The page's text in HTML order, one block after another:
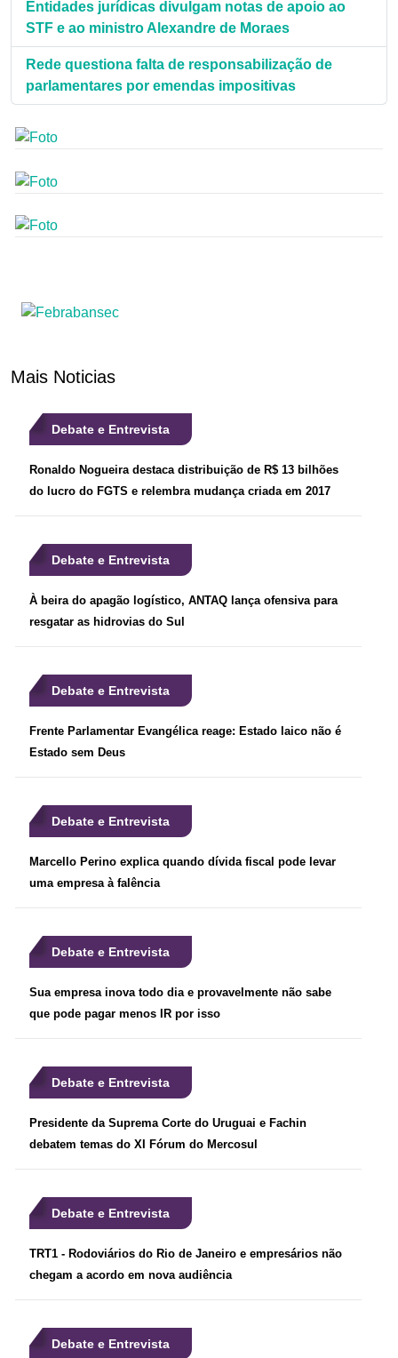
Entidades jurídicas divulgam notas de apoio ao
STF e ao ministro Alexandre de Moraes
Rede questiona falta de responsabilização de
parlamentares por emendas impositivas
Mais Noticias
Debate e Entrevista
Ronaldo Nogueira destaca distribuição de R$ 13 bilhões
do lucro do FGTS e relembra mudança criada em 2017
Debate e Entrevista
À beira do apagão logístico, ANTAQ lança ofensiva para
resgatar as hidrovias do Sul
Debate e Entrevista
Frente Parlamentar Evangélica reage: Estado laico não é
Estado sem Deus
Debate e Entrevista
Marcello Perino explica quando dívida fiscal pode levar
uma empresa à falência
Debate e Entrevista
Sua empresa inova todo dia e provavelmente não sabe
que pode pagar menos IR por isso
Debate e Entrevista
Presidente da Suprema Corte do Uruguai e Fachin
debatem temas do XI Fórum do Mercosul
Debate e Entrevista
TRT1 - Rodoviários do Rio de Janeiro e empresários não
chegam a acordo em nova audiência
Debate e Entrevista